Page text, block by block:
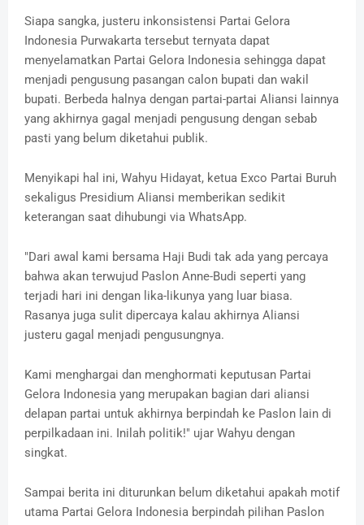
Siapa sangka, justeru inkonsistensi Partai Gelora
Indonesia Purwakarta tersebut ternyata dapat
menyelamatkan Partai Gelora Indonesia sehingga dapat
menjadi pengusung pasangan calon bupati dan wakil
bupati. Berbeda halnya dengan partai-partai Aliansi lainnya
yang akhirnya gagal menjadi pengusung dengan sebab
pasti yang belum diketahui publik.
Menyikapi hal ini, Wahyu Hidayat, ketua Exco Partai Buruh
sekaligus Presidium Aliansi memberikan sedikit
keterangan saat dihubungi via WhatsApp.
"Dari awal kami bersama Haji Budi tak ada yang percaya
bahwa akan terwujud Paslon Anne-Budi seperti yang
terjadi hari ini dengan lika-likunya yang luar biasa.
Rasanya juga sulit dipercaya kalau akhirnya Aliansi
justeru gagal menjadi pengusungnya.
Kami menghargai dan menghormati keputusan Partai
Gelora Indonesia yang merupakan bagian dari aliansi
delapan partai untuk akhirnya berpindah ke Paslon lain di
perpilkadaan ini. Inilah politik!" ujar Wahyu dengan
singkat.
Sampai berita ini diturunkan belum diketahui apakah motif
utama Partai Gelora Indonesia berpindah pilihan Paslon